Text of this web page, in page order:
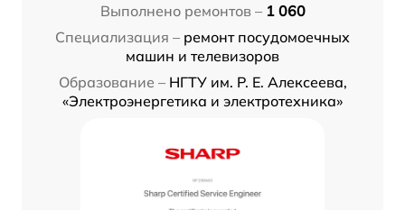
Выполнено ремонтов – 1 060
Специализация – ремонт посудомоечных
машин и телевизоров
Образование – НГТУ им. Р. Е. Алексеева,
«Электроэнергетика и электротехника»